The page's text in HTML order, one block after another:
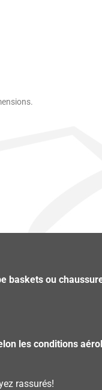
baskets ou
les conditions
rassurés!